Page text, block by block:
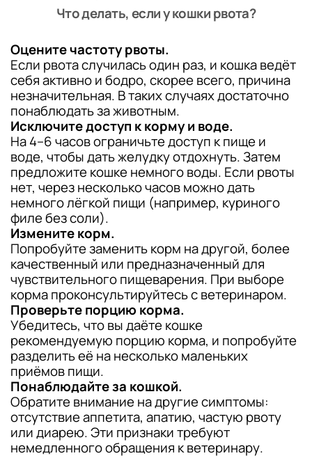
Что делать, если у кошки рвота?
Оцените частоту рвоты.
Если рвота случилась один раз, и кошка ведёт
себя активно и бодро, скорее всего, причина
незначительная. В таких случаях достаточно
понаблюдать за животным.
Исключите доступ к корму и воде.
На 4–6 часов ограничьте доступ к пище и
воде, чтобы дать желудку отдохнуть. Затем
предложите кошке немного воды. Если рвоты
нет, через несколько часов можно дать
немного лёгкой пищи (например, куриного
филе без соли).
Измените корм.
Попробуйте заменить корм на другой, более
качественный или предназначенный для
чувствительного пищеварения. При выборе
корма проконсультируйтесь с ветеринаром.
Проверьте порцию корма.
Убедитесь, что вы даёте кошке
рекомендуемую порцию корма, и попробуйте
разделить её на несколько маленьких
приёмов пищи.
Понаблюдайте за кошкой.
Обратите внимание на другие симптомы:
отсутствие аппетита, апатию, частую рвоту
или диарею. Эти признаки требуют
немедленного обращения к ветеринару.